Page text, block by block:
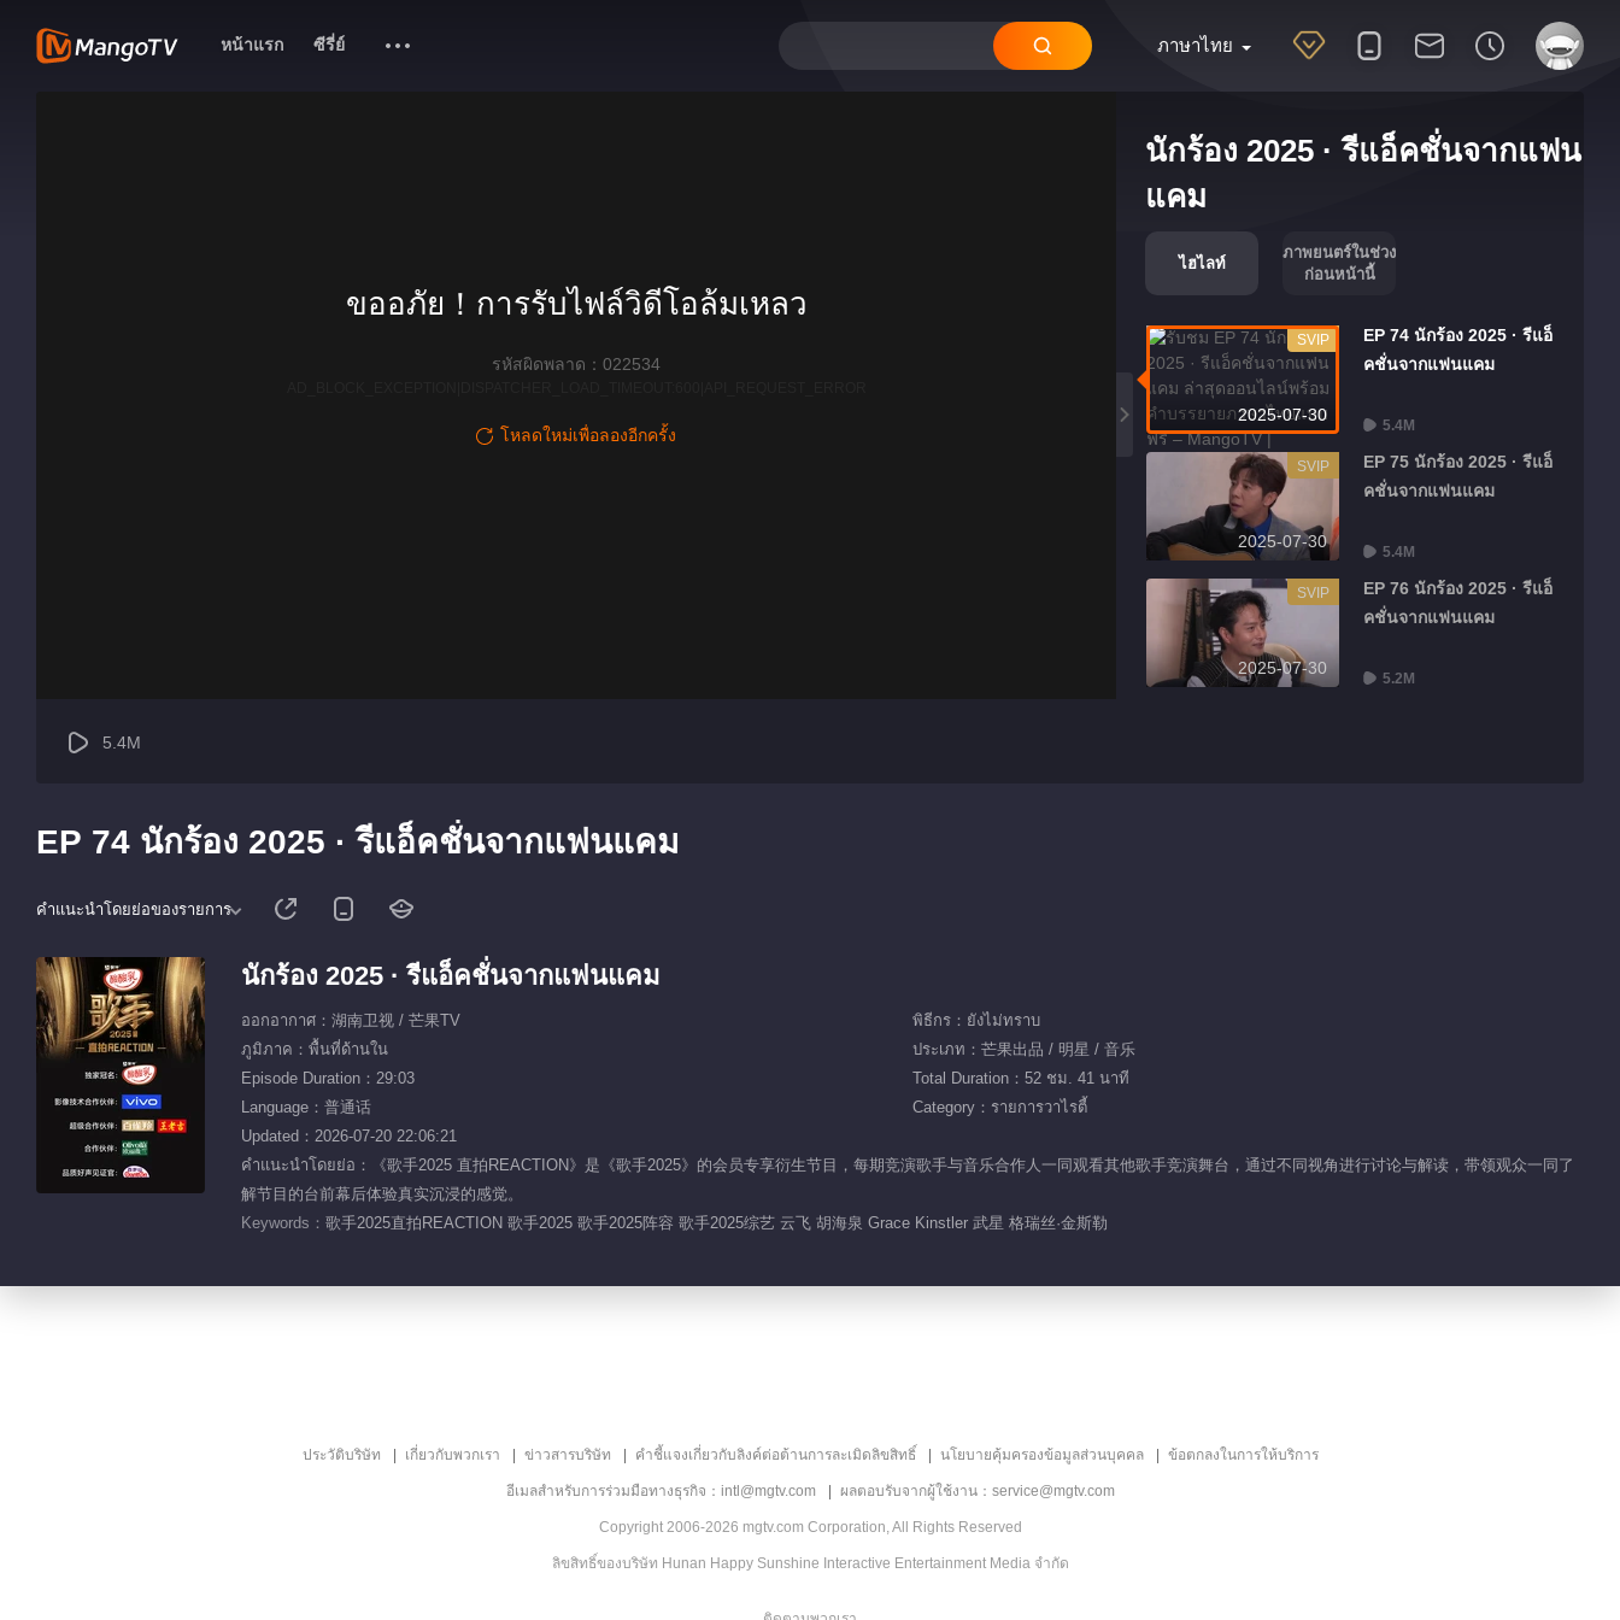
ภาษาไทย
หน้าแรก ซีรี่ย์
นักร้อง 2025 · รีแอ็คชั่นจากแฟน
แคม
ไฮไลท์
ภาพยนตร์ในช่วง
ก่อนหน้านี้
2025-07-30
SVIP
EP 74 นักร้อง 2025 · รีแอ็
คชั่นจากแฟนแคม
5.4M
2025-07-30
SVIP
EP 75 นักร้อง 2025 · รีแอ็
คชั่นจากแฟนแคม
5.4M
2025-07-30
SVIP
EP 76 นักร้อง 2025 · รีแอ็
คชั่นจากแฟนแคม
5.2M
ขออภัย！การรับไฟล์วิดีโอล้มเหลว
รหัสผิดพลาด：022534
โหลดใหม่เพื่อลองอีกครั้ง
5.4M
EP 74 นักร้อง 2025 · รีแอ็คชั่นจากแฟนแคม
คำแนะนำโดยย่อของรายการ
นักร้อง 2025 · รีแอ็คชั่นจากแฟนแคม
ออกอากาศ：湖南卫视 / 芒果TV
พิธีกร：ยังไม่ทราบ
ภูมิภาค：พื้นที่ด้านใน
ประเภท：芒果出品 / 明星 / 音乐
Episode Duration：29:03
Total Duration：52 ชม. 41 นาที
Language：普通话
Category：รายการวาไรตี้
Updated：2026-07-20 22:06:21
คำแนะนำโดยย่อ：《歌手2025 直拍REACTION》是《歌手2025》的会员专享衍生节目，每期竞演歌手与音乐合作人一同观看其他歌手竞演舞台，通过不同视角进行讨论与解读，带领观众一同了
解节目的台前幕后体验真实沉浸的感觉。
Keywords： 歌手2025直拍REACTION 歌手2025 歌手2025阵容 歌手2025综艺 云飞 胡海泉 Grace Kinstler 武星 格瑞丝·金斯勒
ประวัติบริษัท เกี่ยวกับพวกเรา ข่าวสารบริษัท คำชี้แจงเกี่ยวกับลิงค์ต่อต้านการละเมิดลิขสิทธิ์ นโยบายคุ้มครองข้อมูลส่วนบุคคล ข้อตกลงในการให้บริการ
อีเมลสำหรับการร่วมมือทางธุรกิจ：intl@mgtv.com ผลตอบรับจากผู้ใช้งาน：service@mgtv.com
Copyright 2006-2026 mgtv.com Corporation, All Rights Reserved
ลิขสิทธิ์ของบริษัท Hunan Happy Sunshine Interactive Entertainment Media จำกัด